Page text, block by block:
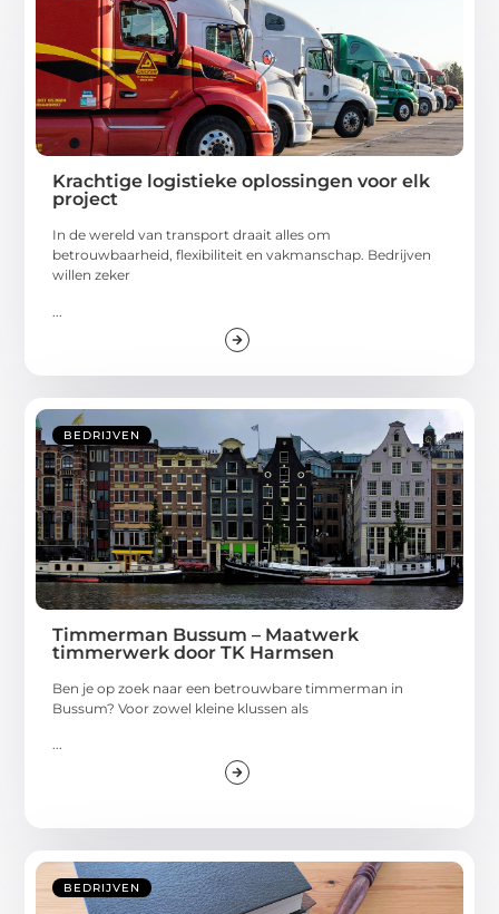
Krachtige logistieke oplossingen voor elk
project
In de wereld van transport draait alles om
betrouwbaarheid, flexibiliteit en vakmanschap. Bedrijven
willen zeker
BEDRIJVEN
Timmerman Bussum – Maatwerk
timmerwerk door TK Harmsen
Ben je op zoek naar een betrouwbare timmerman in
Bussum? Voor zowel kleine klussen als
...
BEDRIJVEN